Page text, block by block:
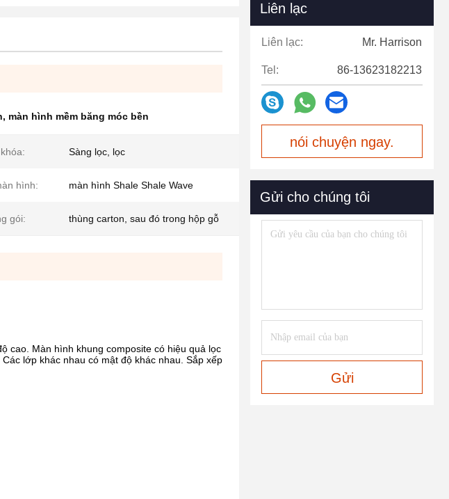
, màn hình mềm băng móc bền
Sàng lọc, lọc
hình: màn hình Shale Shale Wave
gói: thùng carton, sau đó trong hộp gỗ
cao. Màn hình khung composite có hiệu quả lọc
lớp khác nhau có mật độ khác nhau. Sắp xếp
Liên lạc
Liên lạc: Mr. Harrison
Tel: 86-13623182213
nói chuyện ngay.
Gửi cho chúng tôi
Gửi